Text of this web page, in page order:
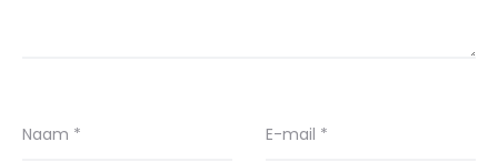
Naam * E-mail *